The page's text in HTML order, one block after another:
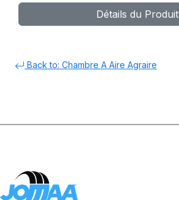
Détails du Produit
Back to: Chambre A Aire Agraire